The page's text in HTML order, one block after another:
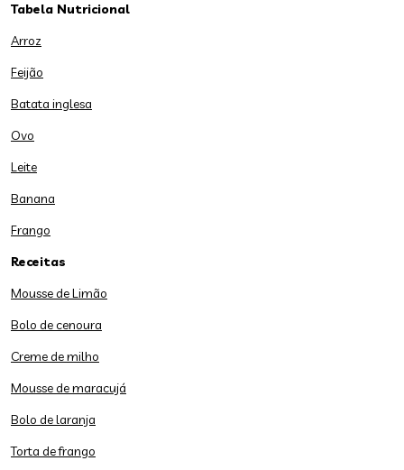
Tabela Nutricional
Arroz
Feijão
Batata inglesa
Ovo
Leite
Banana
Frango
Receitas
Mousse de Limão
Bolo de cenoura
Creme de milho
Mousse de maracujá
Bolo de laranja
Torta de frango